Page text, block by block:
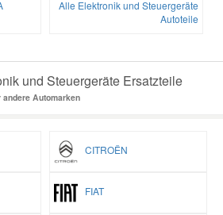
Alle Elektronik und Steuergeräte
Autoteile
und Steuergeräte Ersatzteile
andere Automarken
CITROËN
FIAT